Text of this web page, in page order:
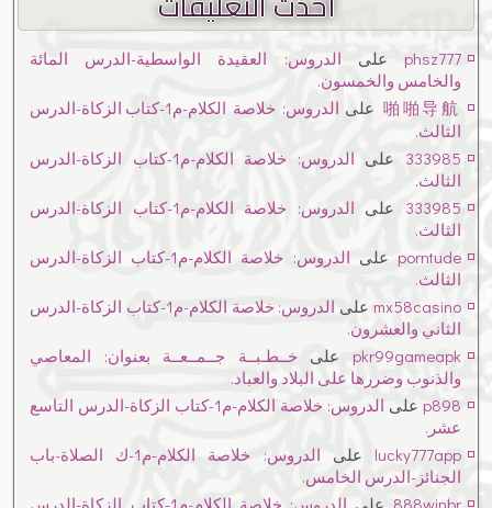
phsz777 على الدروس: العقيدة الواسطية-الدرس المائة
والخامس والخمسون.
啪啪导航 على
الدروس: خلاصة الكلام-م1-كتاب الزكاة-الدرس
الثالث.
333985 على
الدروس: خلاصة الكلام-م1-كتاب الزكاة-الدرس
الثالث.
333985 على
الدروس: خلاصة الكلام-م1-كتاب الزكاة-الدرس
الثالث.
porntude على
الدروس: خلاصة الكلام-م1-كتاب الزكاة-الدرس
الثالث.
mx58casino على
الدروس: خلاصة الكلام-م1-كتاب الزكاة-الدرس
الثاني والعشرون.
pkr99gameapk علىخــطـبــة جــمــعــة بعنوان: المعاصي
والذنوب وضررها على البلاد والعباد.
p898 على
الدروس: خلاصة الكلام-م1-كتاب الزكاة-الدرس التاسع
عشر.
lucky777app على
الدروس: خلاصة الكلام-م1-ك الصلاة-باب
الجنائز-الدرس الخامس.
888winbr على الدروس: خلاصة الكلام-م1-كتاب الزكاة-الدرس